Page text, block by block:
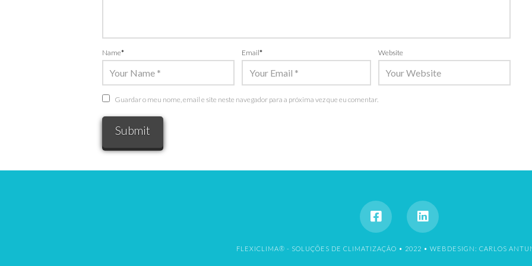
Name* Email* Website
Guardar o meu nome, email e site neste navegador para a próxima vez que eu comentar.
FLEXICLIMA® - SOLUÇÕES DE CLIMATIZAÇÃO • 2022 • WEBDESIGN: CARLOS